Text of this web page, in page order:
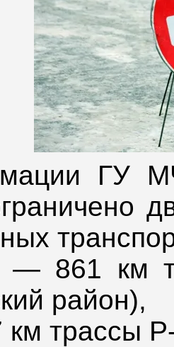
ГУ
861 км
район),
трассы